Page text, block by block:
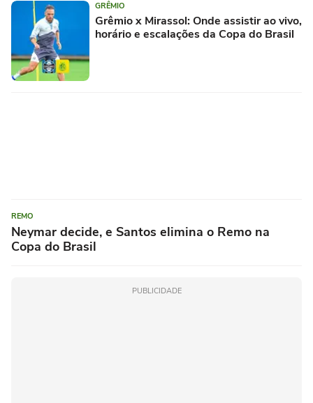
GRÊMIO
Grêmio x Mirassol: Onde assistir ao vivo,
horário e escalações da Copa do Brasil
REMO
Neymar decide, e Santos elimina o Remo na
Copa do Brasil
PUBLICIDADE